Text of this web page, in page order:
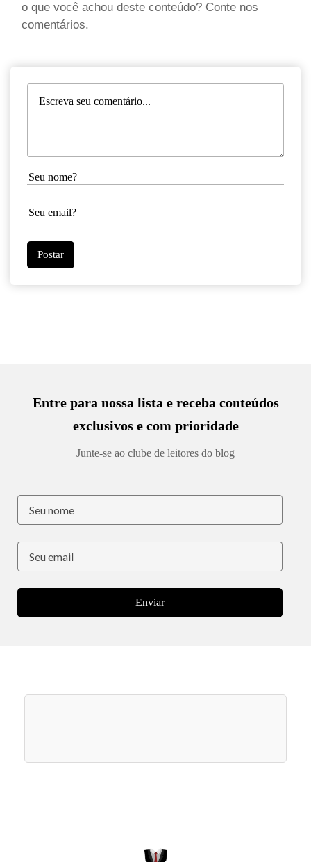
o que você achou deste conteúdo? Conte nos
comentários.
Entre para nossa lista e receba conteúdos
exclusivos e com prioridade
Junte-se ao clube de leitores do blog
Enviar